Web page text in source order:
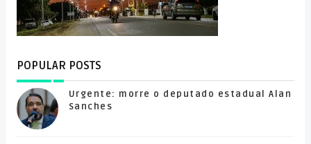
POPULAR POSTS
Urgente: morre o deputado estadual Alan
Sanches